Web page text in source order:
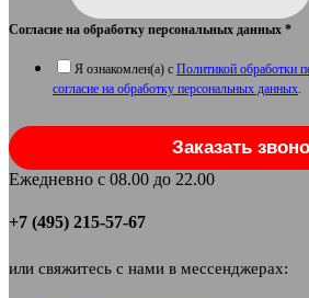
Согласие на обработку персональных данных *
Я ознакомлен(а) с Политикой обработки
согласие на обработку персональных данных
Заказать
Ежедневно с 08.00 до 22.00
+7 (495) 215-57-67
или свяжитесь с нами в мессенджерах: